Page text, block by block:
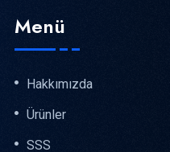
Menü
Hakkımızda
Ürünler
SSS